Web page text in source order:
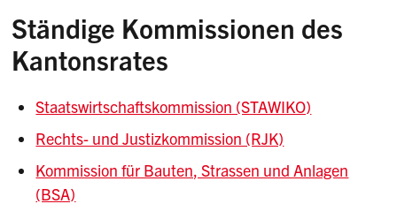
Ständige Kommissionen des
Kantonsrates
Staatswirtschaftskommission (STAWIKO)
Rechts- und Justizkommission (RJK)
Kommission für Bauten, Strassen und Anlagen
(BSA)